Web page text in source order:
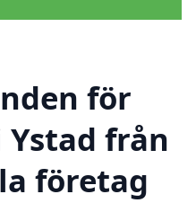
för
från
företag